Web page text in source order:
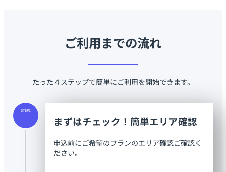
ご利用までの流れ
たった４ステップで簡単にご利用を開始できます。
まずはチェック！簡単エリア確認
申込前にご希望のプランのエリア確認ご確認く
ださい。
STEP1